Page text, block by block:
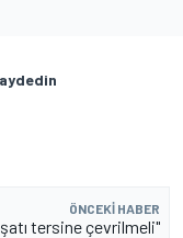
ÖNCEKI HABER
tersine çevrilmeli"